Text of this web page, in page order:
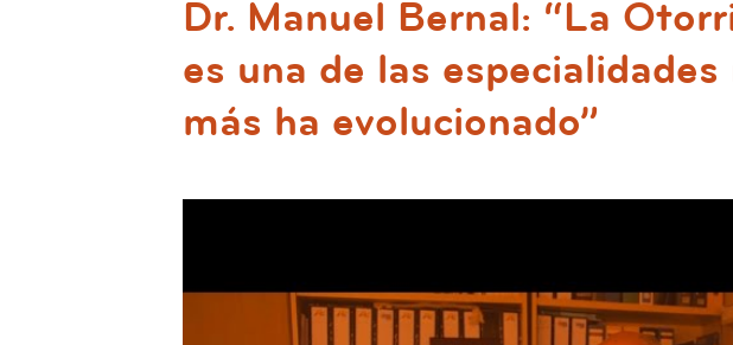
Dr. Manuel Bernal: “La
es una de las
más ha evolucionado”